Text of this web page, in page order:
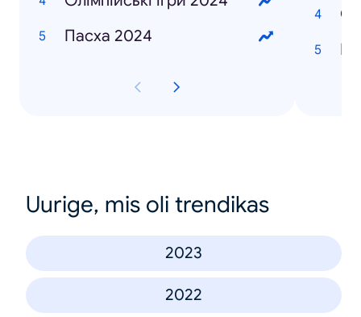
Пасха 2024
Uurige, mis oli trendikas
2023
2022